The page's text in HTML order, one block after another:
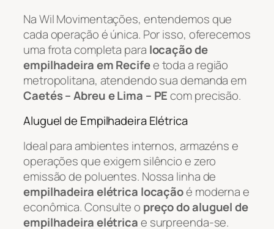
Na Wil Movimentações, entendemos que
cada operação é única. Por isso, oferecemos
uma frota completa para locação de
empilhadeira em Recifee toda a região
metropolitana, atendendo sua demanda em
Caetés – Abreu e Lima – PEcom precisão.
Aluguel de Empilhadeira Elétrica
Ideal para ambientes internos, armazéns e
operações que exigem silêncio e zero
emissão de poluentes. Nossa linha de
empilhadeira elétrica locaçãoé moderna e
econômica. Consulte o preço do aluguel de
empilhadeira elétricae surpreenda-se.